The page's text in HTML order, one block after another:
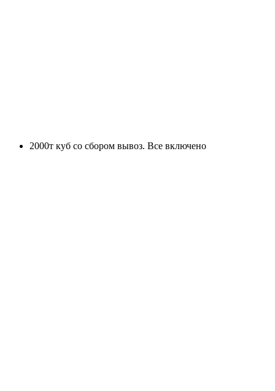
2000т куб со сбором вывоз. Все включено